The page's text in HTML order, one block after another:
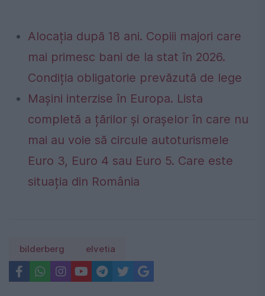
Alocația după 18 ani. Copiii majori care
mai primesc bani de la stat în 2026.
Condiția obligatorie prevăzută de lege
Mașini interzise în Europa. Lista
completă a țărilor și orașelor în care nu
mai au voie să circule autoturismele
Euro 3, Euro 4 sau Euro 5. Care este
situația din România
bilderberg elvetia